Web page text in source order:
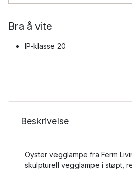
Bra å vite
IP-klasse 20
Beskrivelse
Oyster vegglampe fra Ferm
skulpturell vegglampe i støpt,